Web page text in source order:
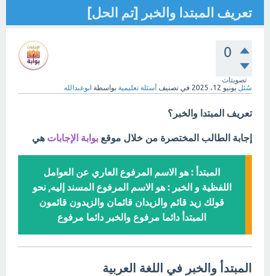
تعريف المبتدا والخبر [تم الحل]
0
تصويتات
سُئل يونيو 12، 2025 في تصنيف أسئلة تعليمية بواسطة ابوعبدالله
تعريف المبتدا والخبر؟
إجابة الطالب المختصرة من خلال موقع بوابة الإجابات هي
المبتدأ : هو الاسم المرفوع العاري عن العوامل
اللفظية و الخبر : هو الاسم المرفوع المسند إليه, نحو
قولك زيد قائم والزيدان قائمان والزيدون قائمون
المبتدأ دائما مرفوع والخبر دائما مرفوع
المبتدأ والخبر في اللغة العربية